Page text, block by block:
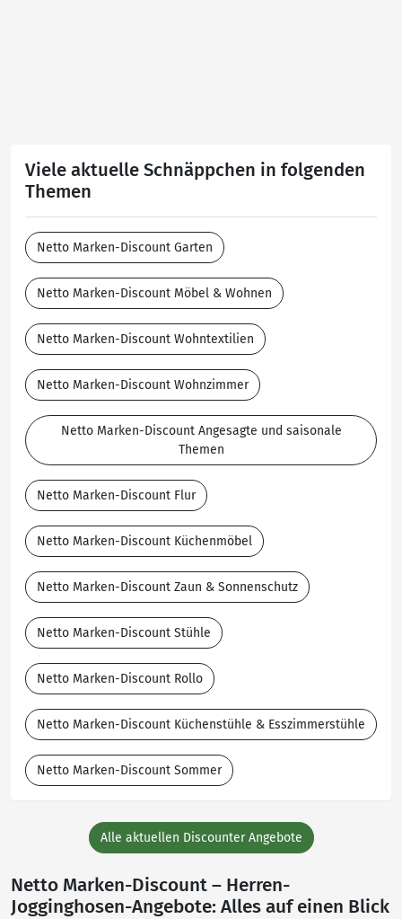
Viele aktuelle Schnäppchen in folgenden
Themen
Netto Marken-Discount Garten
Netto Marken-Discount Möbel & Wohnen
Netto Marken-Discount Wohntextilien
Netto Marken-Discount Wohnzimmer
Netto Marken-Discount Angesagte und saisonale
Themen
Netto Marken-Discount Flur
Netto Marken-Discount Küchenmöbel
Netto Marken-Discount Zaun & Sonnenschutz
Netto Marken-Discount Stühle
Netto Marken-Discount Rollo
Netto Marken-Discount Küchenstühle & Esszimmerstühle
Netto Marken-Discount Sommer
Alle aktuellen Discounter Angebote
Netto Marken-Discount – Herren-
Jogginghosen-Angebote: Alles auf einen Blick